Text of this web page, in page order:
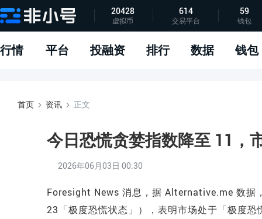
APP下载
指标说明
问题反馈
20428
虚拟币
614
交易平台
59
钱包
行情 平台 投融资 排行 数据 钱包
首页 资讯 正文
今日恐慌贪婪指数降至 11，
2026年06月03日 00:30
Foresight News 消息，据 Alternative.me 数据
23「极度恐慌状态」），表明市场处于「极度恐